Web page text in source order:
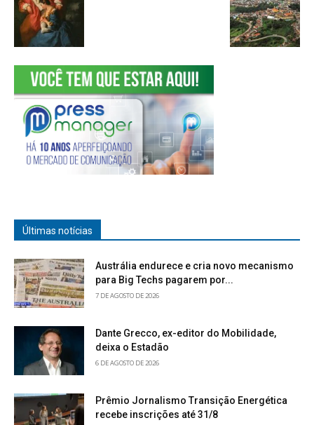
Últimas notícias
Austrália endurece e cria novo mecanismo
para Big Techs pagarem por...
7 DE AGOSTO DE 2026
Dante Grecco, ex-editor do Mobilidade,
deixa o Estadão
6 DE AGOSTO DE 2026
Prêmio Jornalismo Transição Energética
recebe inscrições até 31/8